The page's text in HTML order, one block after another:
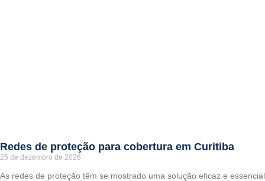
Redes de proteção para cobertura em Curitiba
25 de dezembro de 2026
As redes de proteção têm se mostrado uma solução eficaz e essencial